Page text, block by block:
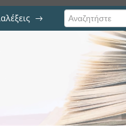
→
όρασης"